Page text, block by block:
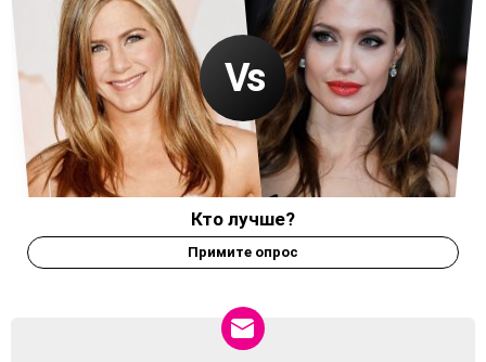
Кто лучше?
Примите опрос